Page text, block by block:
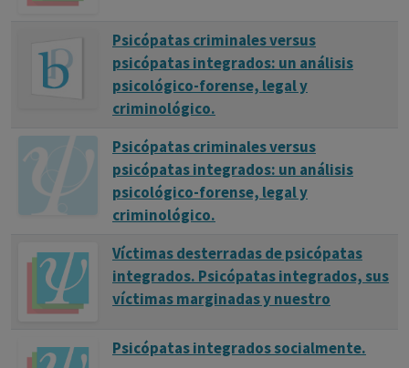
Psicópatas criminales versus
psicópatas integrados: un análisis
psicológico-forense, legal y
criminológico.
Psicópatas criminales versus
psicópatas integrados: un análisis
psicológico-forense, legal y
criminológico.
Víctimas desterradas de psicópatas
integrados. Psicópatas integrados, sus
víctimas marginadas y nuestro
Psicópatas integrados socialmente.